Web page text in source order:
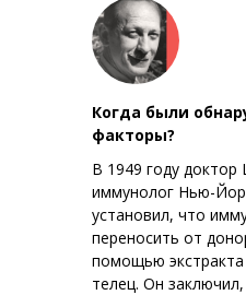
Когда были
факторы?
В 1949 году доктор
иммунолог Нью-
установил, что
переносить от
помощью
телец. Он